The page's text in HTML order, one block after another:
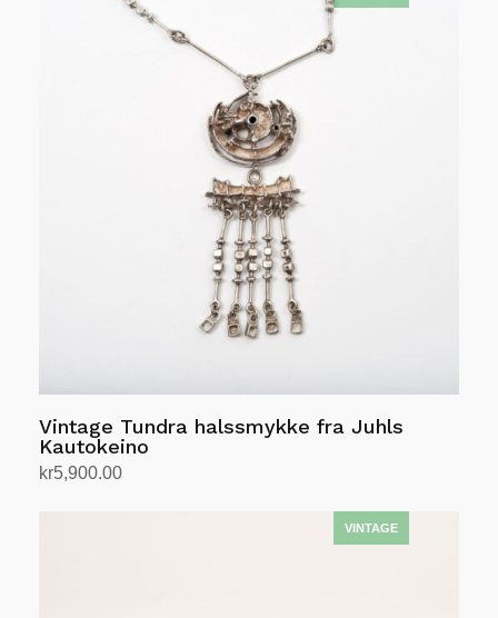
Vintage Tundra halssmykke fra Juhls
Kautokeino
kr5,900.00